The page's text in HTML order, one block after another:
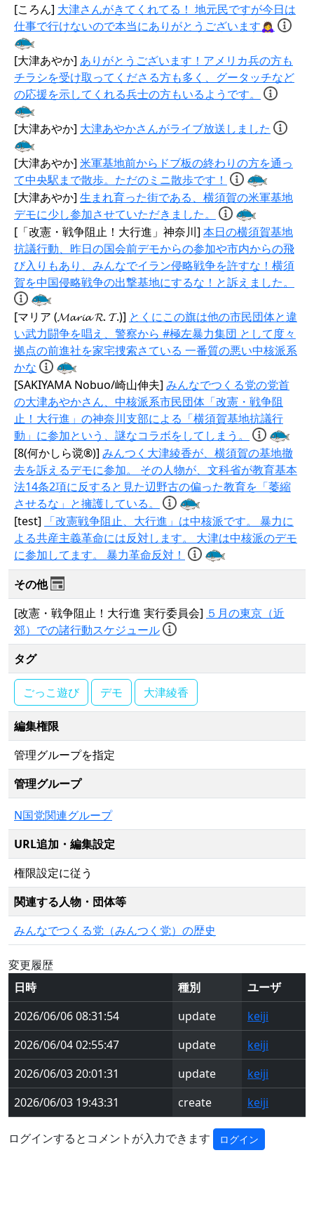
[ころん] 大津さんがきてくれてる！ 地元民ですが今日は
仕事で行けないので本当にありがとうございます🙇‍♀️
[大津あやか] ありがとうございます！アメリカ兵の方も
チラシを受け取ってくださる方も多く、グータッチなど
の応援を示してくれる兵士の方もいるようです。
[大津あやか] 大津あやかさんがライブ放送しました
[大津あやか] 米軍基地前からドブ板の終わりの方を通っ
て中央駅まで散歩。ただのミニ散歩です！
[大津あやか] 生まれ育った街である、横須賀の米軍基地
デモに少し参加させていただきました。
[「改憲・戦争阻止！大行進」神奈川] 本日の横須賀基地
抗議行動、昨日の国会前デモからの参加や市内からの飛
び入りもあり、みんなでイラン侵略戦争を許すな！横須
賀を中国侵略戦争の出撃基地にするな！と訴えました。
[マリア (𝓜𝓪𝓻𝓲𝓪 𝓡. 𝓣.)] とくにこの旗は他の市民団体と違
い武力闘争を唱え、警察から #極左暴力集団 として度々
拠点の前進社を家宅捜索さている 一番質の悪い中核派系
かな
[SAKIYAMA Nobuo/崎山伸夫] みんなでつくる党の党首
の大津あやかさん、中核派系市民団体「改憲・戦争阻
止！大行進」の神奈川支部による「横須賀基地抗議行
動」に参加という、謎なコラボをしてしまう。
[8(何かしら谠®)] みんつく大津綾香が、横須賀の基地撤
去を訴えるデモに参加。 その人物が、文科省が教育基本
法14条2項に反すると見た辺野古の偏った教育を「萎縮
させるな」と擁護している。
[test]
「改憲戦争阻止、大行進」は中核派です。 暴力に
よる共産主義革命には反対します。 大津は中核派のデモ
に参加してます。 暴力革命反対！
その他
[改憲・戦争阻止！大行進 実行委員会] ５月の東京（近
郊）での諸行動スケジュール
タグ
ごっこ遊び デモ 大津綾香
編集権限
管理グループを指定
管理グループ
N国党関連グループ
URL追加・編集設定
権限設定に従う
関連する人物・団体等
みんなでつくる党（みんつく党）の歴史
変更履歴
日時
種別
ユーザ
2026/06/06 08:31:54
update
keiji
2026/06/04 02:55:47
update
keiji
2026/06/03 20:01:31
update
keiji
2026/06/03 19:43:31
create keiji
ログインするとコメントが入力できます ログイン